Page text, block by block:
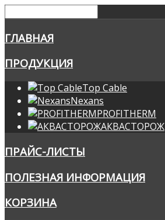
ГЛАВНАЯ
ПРОДУКЦИЯ
Top Cable
Nexans
PROFITHERM
АКВАСТОРОЖ
ПРАЙС-ЛИСТЫ
ПОЛЕЗНАЯ ИНФОРМАЦИЯ
КОРЗИНА